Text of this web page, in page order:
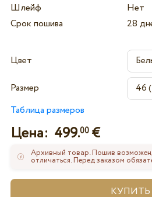
Шлейф
Нет
Срок пошива
28
Цвет
Размер
Таблица размеров
Цена: 499.00€
Архивный товар. Пошив
отличаться. Перед заказом